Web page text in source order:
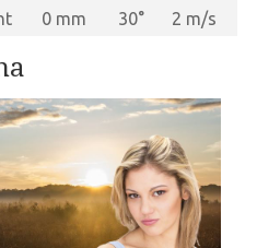
0 mm 30° 2 m/s